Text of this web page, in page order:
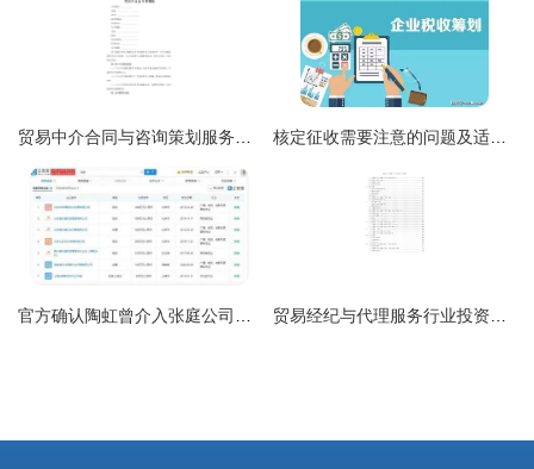
贸易中介合同与咨询策划服务的双重价值解析 核定征收需要注意的问题及适合行业与个人
官方确认陶虹曾介入张庭公司，企查查显示徐峥共关联10家企业 贸易经纪与代理服务行业投资规划与咨询策划报告